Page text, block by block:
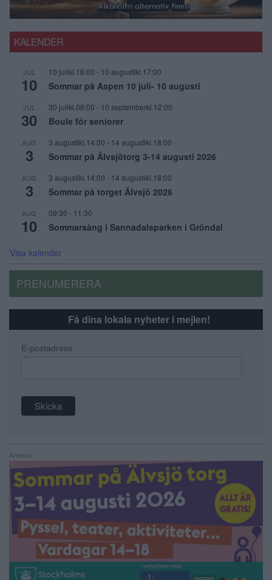
KALENDER
JUL
10
10 julikl.16:00 - 10 augustikl.17:00
Sommar på Aspen 10 juli- 10 augusti
JUL
30
30 julikl.08:00 - 10 septemberkl.12:00
Boule för seniorer
AUG
3
3 augustikl.14:00 - 14 augustikl.18:00
Sommar på Älvsjötorg 3-14 augusti 2026
AUG
3
3 augustikl.14:00 - 14 augustikl.18:00
Sommar på torget Älvsjö 2026
AUG
10
09:30 - 11:30
Sommarsång i Sannadalsparken i Gröndal
Visa kalender
PRENUMERERA
Få dina lokala nyheter i mejlen!
E-postadress
Annons: